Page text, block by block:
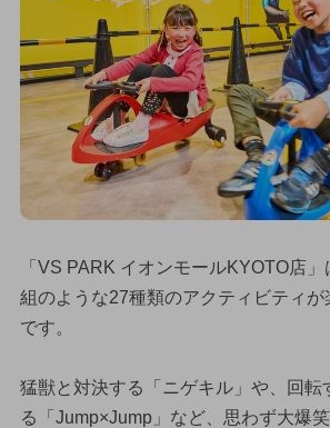
「VS PARK イオンモールKYOTO店
組のような27種類のアクティビティが
です。
猛獣と対決する「ニゲキル」や、回転
る「Jump×Jump」など、思わず大爆